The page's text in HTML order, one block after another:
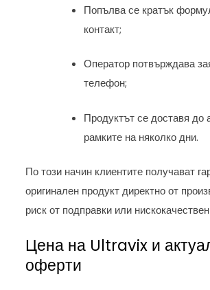
Попълва се кратък
контакт;
Оператор потвърждава
телефон;
Продуктът се доставя до
рамките на няколко дни.
По този начин клиентите получават
оригинален продукт директно от
риск от подправки или
Цена на Ultravix и
оферти